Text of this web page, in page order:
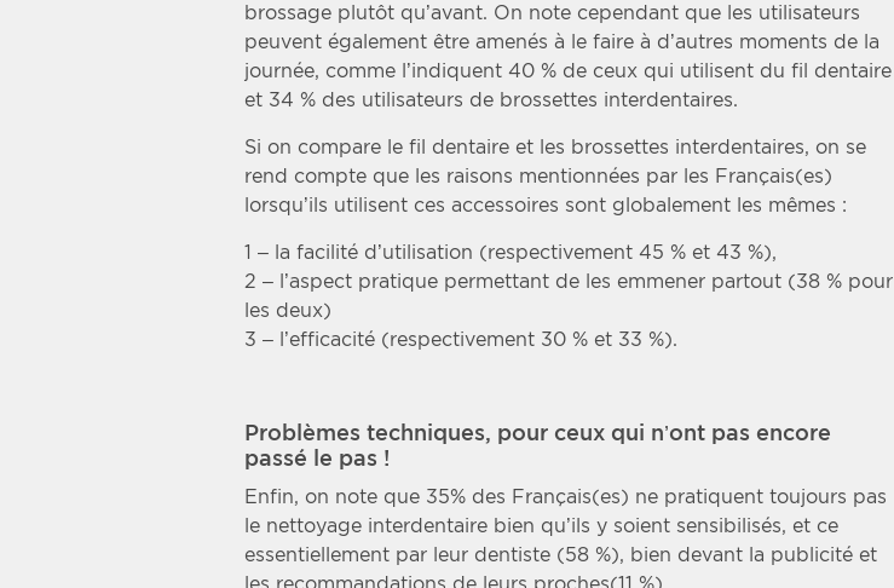
brossage plutôt qu’avant. On note cependant que les utilisateurs
peuvent également être amenés à le faire à d’autres moments de la
journée, comme l’indiquent 40 % de ceux qui utilisent du fil dentaire
et 34 % des utilisateurs de brossettes interdentaires.
Si on compare le fil dentaire et les brossettes interdentaires, on se
rend compte que les raisons mentionnées par les Français(es)
lorsqu’ils utilisent ces accessoires sont globalement les mêmes :
1 – la facilité d’utilisation (respectivement 45 % et 43 %),
2 – l’aspect pratique permettant de les emmener partout (38 % pour
les deux)
3 – l’efficacité (respectivement 30 % et 33 %).
Problèmes techniques, pour ceux qui n’ont pas encore
passé le pas !
Enfin, on note que 35% des Français(es) ne pratiquent toujours pas
le nettoyage interdentaire bien qu’ils y soient sensibilisés, et ce
essentiellement par leur dentiste (58 %), bien devant la publicité et